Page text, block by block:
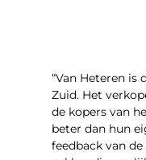
“Van Heteren is
Zuid. Het
de kopers van
beter dan hun
feedback van